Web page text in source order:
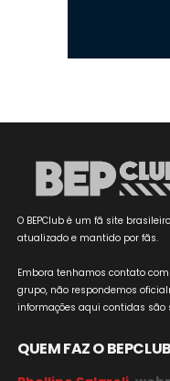
O BEPClub é um fã site
atualizado e mantido por fãs.
Embora tenhamos contato
grupo, não respondemos
informações aqui contidas
QUEM FAZ O BEPCLUB